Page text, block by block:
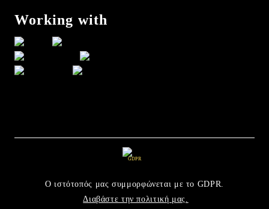
Working with
GDPR
Ο ιστότοπός μας συμμορφώνεται με το GDPR.
Διαβάστε την πολιτική μας.